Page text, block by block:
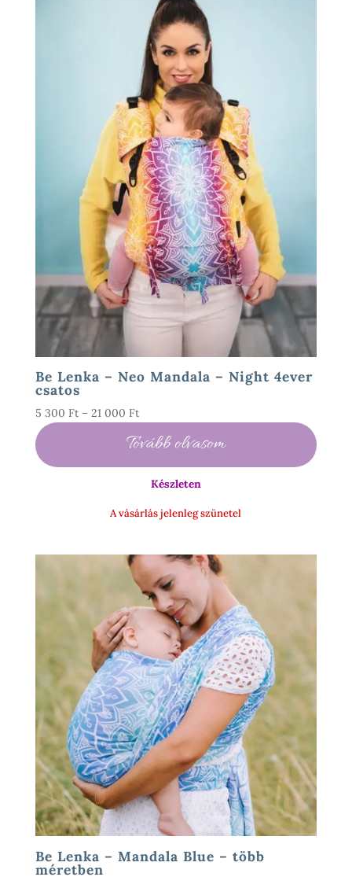
Be Lenka – Neo Mandala – Night 4ever
csatos
5 300 Ft – 21 000 FtÁrtartomány:
300 Ft
-
Tovább olvasom
Készleten
A vásárlás jelenleg szünetel
Be Lenka – Mandala Blue – több
méretben